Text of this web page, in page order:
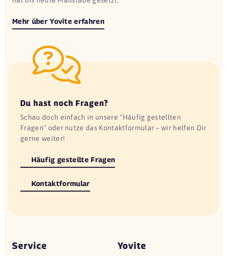
Mehr über Yovite erfahren
Du hast noch Fragen?
Schau doch einfach in unsere "Häufig gestellten
Fragen" oder nutze das Kontaktformular – wir helfen Dir
gerne weiter!
Häufig gestellte Fragen
Kontaktformular
Service Yovite